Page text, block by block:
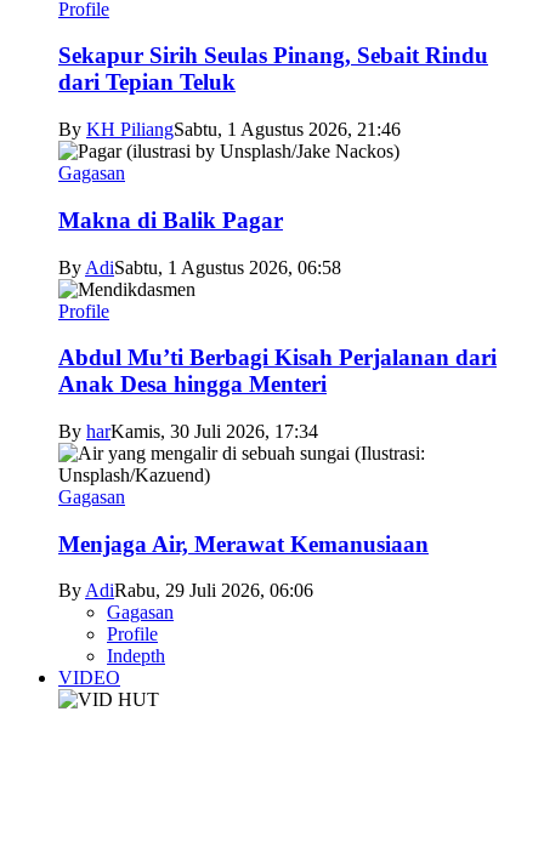
Profile
Sekapur Sirih Seulas Pinang, Sebait Rindu
dari Tepian Teluk
By KH PiliangSabtu, 1 Agustus 2026, 21:46
Gagasan
Makna di Balik Pagar
By AdiSabtu, 1 Agustus 2026, 06:58
Profile
Abdul Mu’ti Berbagi Kisah Perjalanan dari
Anak Desa hingga Menteri
By harKamis, 30 Juli 2026, 17:34
Gagasan
Menjaga Air, Merawat Kemanusiaan
ByAdiRabu, 29 Juli 2026, 06:06
Gagasan
Profile
Indepth
VIDEO